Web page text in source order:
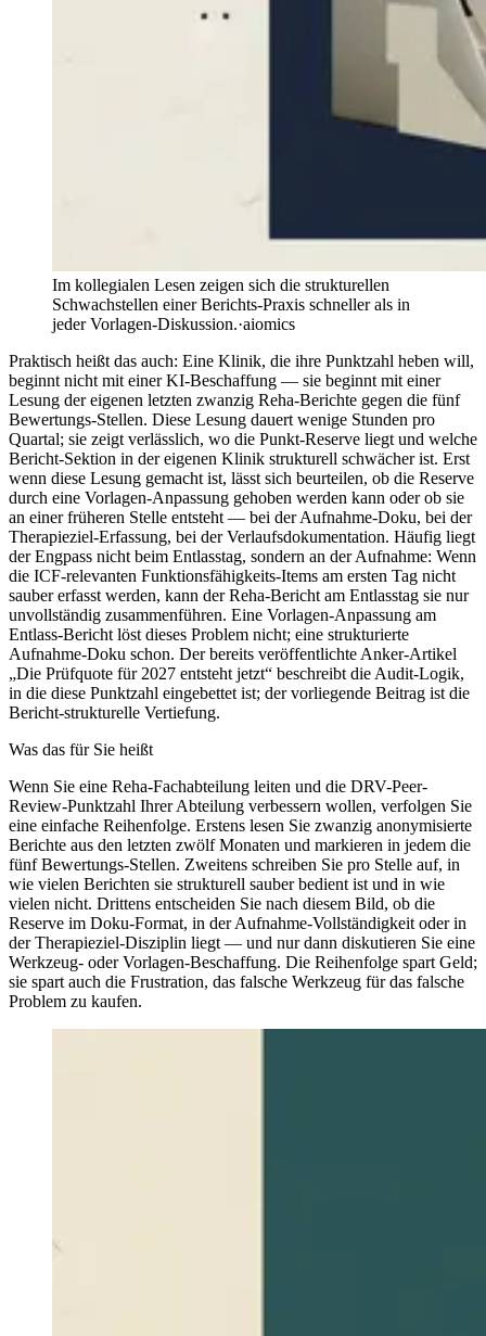
Im kollegialen Lesen zeigen sich die strukturellen
Schwachstellen einer Berichts-Praxis schneller als in
jeder Vorlagen-Diskussion.·aiomics
Praktisch heißt das auch: Eine Klinik, die ihre Punktzahl heben will,
beginnt nicht mit einer KI-Beschaffung — sie beginnt mit einer
Lesung der eigenen letzten zwanzig Reha-Berichte gegen die fünf
Bewertungs-Stellen. Diese Lesung dauert wenige Stunden pro
Quartal; sie zeigt verlässlich, wo die Punkt-Reserve liegt und welche
Bericht-Sektion in der eigenen Klinik strukturell schwächer ist. Erst
wenn diese Lesung gemacht ist, lässt sich beurteilen, ob die Reserve
durch eine Vorlagen-Anpassung gehoben werden kann oder ob sie
an einer früheren Stelle entsteht — bei der Aufnahme-Doku, bei der
Therapieziel-Erfassung, bei der Verlaufsdokumentation. Häufig liegt
der Engpass nicht beim Entlasstag, sondern an der Aufnahme: Wenn
die ICF-relevanten Funktionsfähigkeits-Items am ersten Tag nicht
sauber erfasst werden, kann der Reha-Bericht am Entlasstag sie nur
unvollständig zusammenführen. Eine Vorlagen-Anpassung am
Entlass-Bericht löst dieses Problem nicht; eine strukturierte
Aufnahme-Doku schon. Der bereits veröffentlichte Anker-Artikel
„Die Prüfquote für 2027 entsteht jetzt“ beschreibt die Audit-Logik,
in die diese Punktzahl eingebettet ist; der vorliegende Beitrag ist die
Bericht-strukturelle Vertiefung.
Was das für Sie heißt
Wenn Sie eine Reha-Fachabteilung leiten und die DRV-Peer-
Review-Punktzahl Ihrer Abteilung verbessern wollen, verfolgen Sie
eine einfache Reihenfolge. Erstens lesen Sie zwanzig anonymisierte
Berichte aus den letzten zwölf Monaten und markieren in jedem die
fünf Bewertungs-Stellen. Zweitens schreiben Sie pro Stelle auf, in
wie vielen Berichten sie strukturell sauber bedient ist und in wie
vielen nicht. Drittens entscheiden Sie nach diesem Bild, ob die
Reserve im Doku-Format, in der Aufnahme-Vollständigkeit oder in
der Therapieziel-Disziplin liegt — und nur dann diskutieren Sie eine
Werkzeug- oder Vorlagen-Beschaffung. Die Reihenfolge spart Geld;
sie spart auch die Frustration, das falsche Werkzeug für das falsche
Problem zu kaufen.